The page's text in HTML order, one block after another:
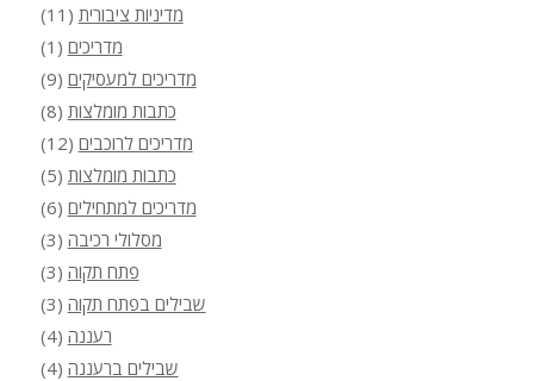
מדיניות ציבורית (11)
מדריכים (1)
מדריכים למעסיקים (9)
כתבות מומלצות (8)
מדריכים לרוכבים (12)
כתבות מומלצות (5)
מדריכים למתחילים (6)
מסלולי רכיבה (3)
פתח תקוה (3)
שבילים בפתח תקוה (3)
רעננה (4)
שבילים ברעננה (4)